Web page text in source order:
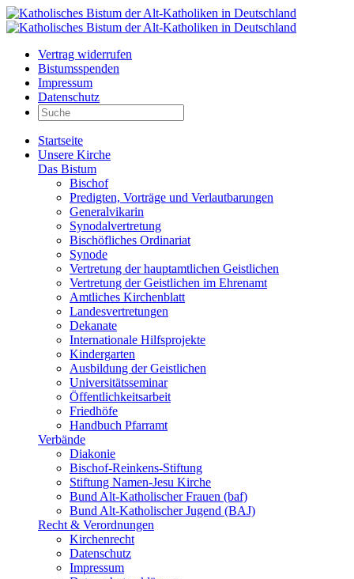
Vertrag widerrufen
Bistumsspenden
Impressum
Datenschutz
Startseite
Unsere Kirche
Das Bistum
Bischof
Predigten, Vorträge und Verlautbarungen
Generalvikarin
Synodalvertretung
Bischöfliches Ordinariat
Synode
Vertretung der hauptamtlichen Geistlichen
Vertretung der Geistlichen im Ehrenamt
Amtliches Kirchenblatt
Landesvertretungen
Dekanate
Internationale Hilfsprojekte
Kindergarten
Ausbildung der Geistlichen
Universitätsseminar
Öffentlichkeitsarbeit
Friedhöfe
Handbuch Pfarramt
Verbände
Diakonie
Bischof-Reinkens-Stiftung
Stiftung Namen-Jesu Kirche
Bund Alt-Katholischer Frauen (baf)
Bund Alt-Katholischer Jugend (BAJ)
Recht & Verordnungen
Kirchenrecht
Datenschutz
Impressum